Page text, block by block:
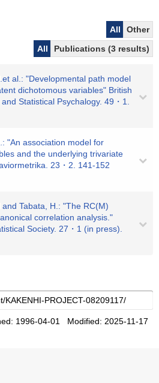
All
Other
All
Publications (3 results)
al.: "Developmental path model
dichotomous variables" British
Statistical Psychalogy. 49・1.
"An association model for
and the underlying trivariate
23・2. 141-152
Tabata, H.: "The RC(M)
correlation analysis."
Society. 27・1 (in press).
1996-04-01 Modified: 2025-11-17